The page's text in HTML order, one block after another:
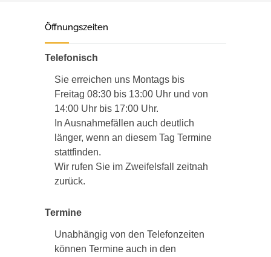
Öffnungszeiten
Telefonisch
Sie erreichen uns Montags bis
Freitag 08:30 bis 13:00 Uhr und von
14:00 Uhr bis 17:00 Uhr.
In Ausnahmefällen auch deutlich
länger, wenn an diesem Tag Termine
stattfinden.
Wir rufen Sie im Zweifelsfall zeitnah
zurück.
Termine
Unabhängig von den Telefonzeiten
können Termine auch in den